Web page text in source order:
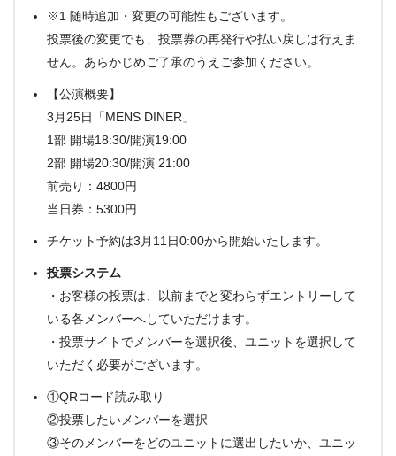
※1 随時追加・変更の可能性もございます。
投票後の変更でも、投票券の再発行や払い戻しは行えま
せん。あらかじめご了承のうえご参加ください。
【公演概要】
3月25日「MENS DINER」
1部 開場18:30/開演19:00
2部 開場20:30/開演 21:00
前売り：4800円
当日券：5300円
チケット予約は3月11日0:00から開始いたします。
投票システム
・お客様の投票は、以前までと変わらずエントリーして
いる各メンバーへしていただけます。
・投票サイトでメンバーを選択後、ユニットを選択して
いただく必要がございます。
①QRコード読み取り
②投票したいメンバーを選択
③そのメンバーをどのユニットに選出したいか、ユニッ